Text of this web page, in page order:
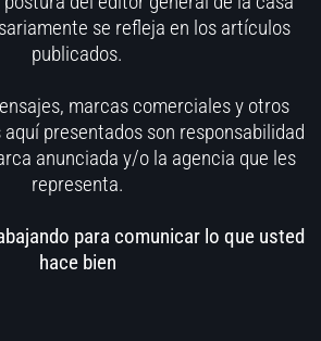
se refleja en los artículos
publicados.
marcas comerciales y otros
presentados son responsabilidad
anunciada y/o la agencia que les
representa.
para comunicar lo que usted
hace bien